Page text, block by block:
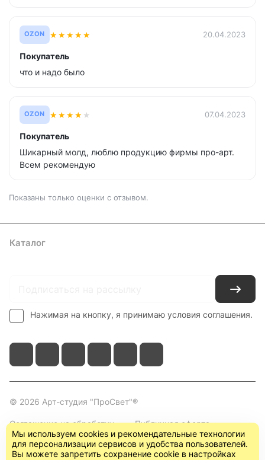
OZON ★★★★★ 20.04.2023
Покупатель
что и надо было
OZON ★★★★ ★ 07.04.2023
Покупатель
Шикарный молд, люблю продукцию фирмы про-арт.
Всем рекомендую
Показаны только оценки с отзывом.
Каталог
Нажимая на кнопку, я принимаю условия соглашения.
© 2026 Арт-студия "ПроСвет"®
Соглашение на обработку
персональных данных
Публичная оферта
(пользовательское
соглашение)
Мы используем cookies и рекомендательные технологии
для персонализации сервисов и удобства пользователей.
Вы можете запретить сохранение cookie в настройках